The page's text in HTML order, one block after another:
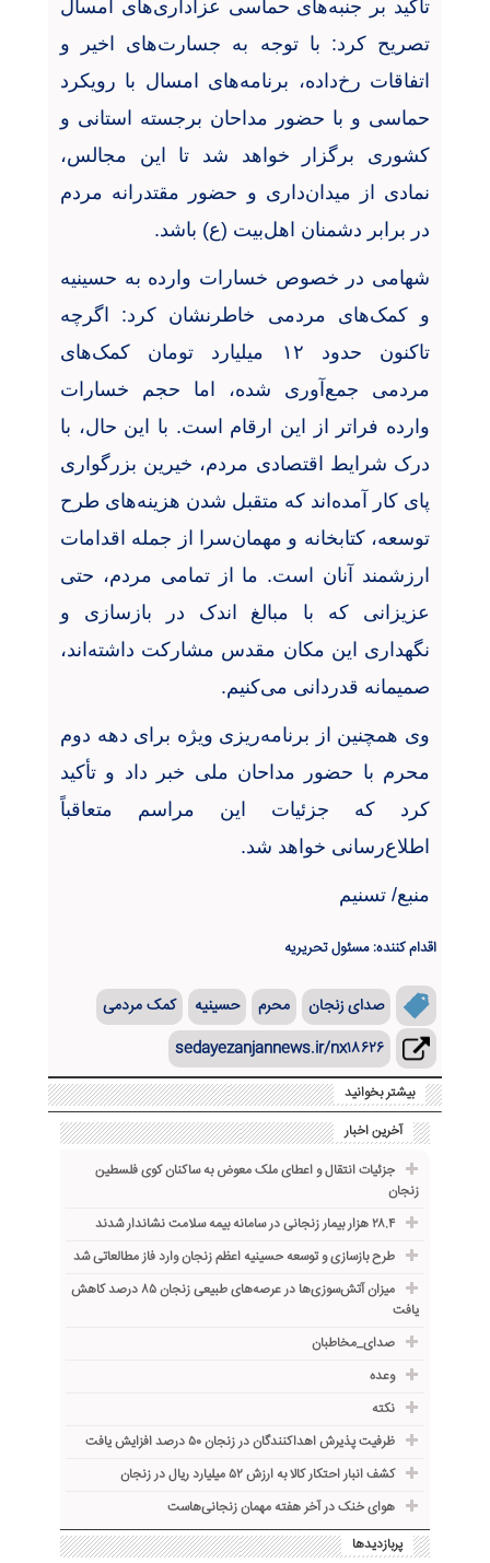
تأکید بر جنبه‌های حماسی عزاداری‌های امسال
تصریح کرد: با توجه به جسارت‌های اخیر و
اتفاقات رخ‌داده، برنامه‌های امسال با رویکرد
حماسی و با حضور مداحان برجسته استانی و
کشوری برگزار خواهد شد تا این مجالس،
نمادی از میدان‌داری و حضور مقتدرانه مردم
در برابر دشمنان اهل‌بیت (ع) باشد.
شهامی در خصوص خسارات وارده به حسینیه
و کمک‌های مردمی خاطرنشان کرد: اگرچه
تاکنون حدود ۱۲ میلیارد تومان کمک‌های
مردمی جمع‌آوری شده، اما حجم خسارات
وارده فراتر از این ارقام است. با این حال، با
درک شرایط اقتصادی مردم، خیرین بزرگواری
پای کار آمده‌اند که متقبل شدن هزینه‌های طرح
توسعه، کتابخانه و مهمان‌سرا از جمله اقدامات
ارزشمند آنان است. ما از تمامی مردم، حتی
عزیزانی که با مبالغ اندک در بازسازی و
نگهداری این مکان مقدس مشارکت داشته‌اند،
صمیمانه قدردانی می‌کنیم.
وی همچنین از برنامه‌ریزی ویژه برای دهه دوم
محرم با حضور مداحان ملی خبر داد و تأکید
کرد که جزئیات این مراسم متعاقباً
اطلاع‌رسانی خواهد شد.
منبع/ تسنیم
اقدام کننده: مسئول تحریریه
صدای زنجان محرم حسینیه
کمک مردمی
sedayezanjannews.ir/nx۱۸۶۲۶
بیشتر بخوانید
آخرین اخبار
جزئیات انتقال و اعطای ملک معوض به ساکنان کوی فلسطین
زنجان
۲۸.۴ هزار بیمار زنجانی در سامانه بیمه سلامت نشاندار شدند
طرح بازسازی و توسعه حسینیه اعظم زنجان وارد فاز مطالعاتی شد
میزان آتش‌سوزی‌ها در عرصه‌های طبیعی زنجان ۸۵ درصد کاهش
یافت
صدای_مخاطبان
وعده
نکته
ظرفیت پذیرش اهداکنندگان در زنجان ۵۰ درصد افزایش یافت
کشف انبار احتکار کالا به ارزش ۵۲ میلیارد ریال در زنجان
هوای خنک در آخر هفته مهمان زنجانی‌هاست
پربازدیدها